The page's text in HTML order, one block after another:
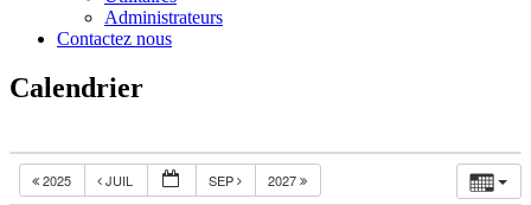
Administrateurs
Contactez nous
Calendrier
2025 JUIL SEP 2027